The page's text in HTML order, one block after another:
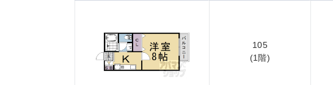
105
(1階)